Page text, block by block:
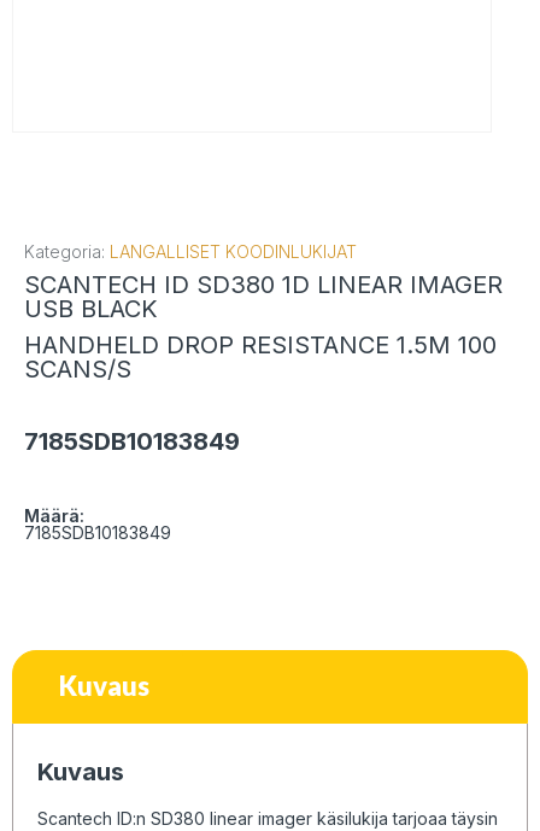
Kategoria: LANGALLISET KOODINLUKIJAT
SCANTECH ID SD380 1D LINEAR IMAGER
USB BLACK
HANDHELD DROP RESISTANCE 1.5M 100
SCANS/S
7185SDB10183849
Määrä:
7185SDB10183849
Kuvaus
Kuvaus
Scantech ID:n SD380 linear imager käsilukija tarjoaa täysin